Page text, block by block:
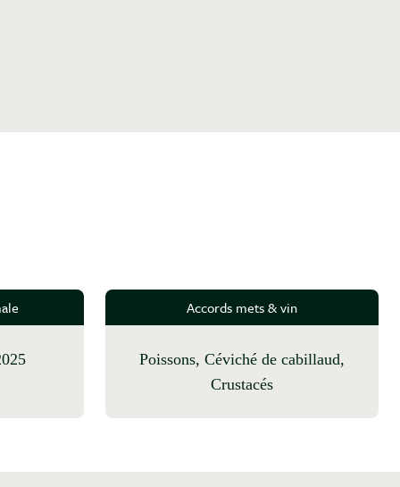
Accords mets & vin
Poissons, Céviché de cabillaud,
Crustacés